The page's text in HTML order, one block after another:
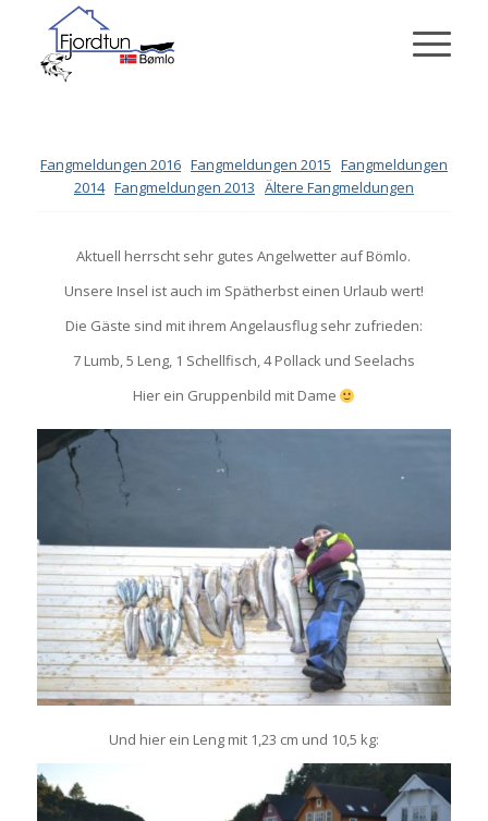
Fangmeldungen 2016 Fangmeldungen 2015 Fangmeldungen
2014 Fangmeldungen 2013 Ältere Fangmeldungen
Aktuell herrscht sehr gutes Angelwetter aufBömlo.
Unsere Insel ist auch im Spätherbst einen Urlaub wert!
Die Gäste sind mit ihrem Angelausflug sehr zufrieden:
7 Lumb, 5 Leng, 1 Schellfisch, 4 Pollack und Seelachs
Hier ein Gruppenbild mitDame
Und hier ein Leng mit1,23 cm und 10,5 kg: